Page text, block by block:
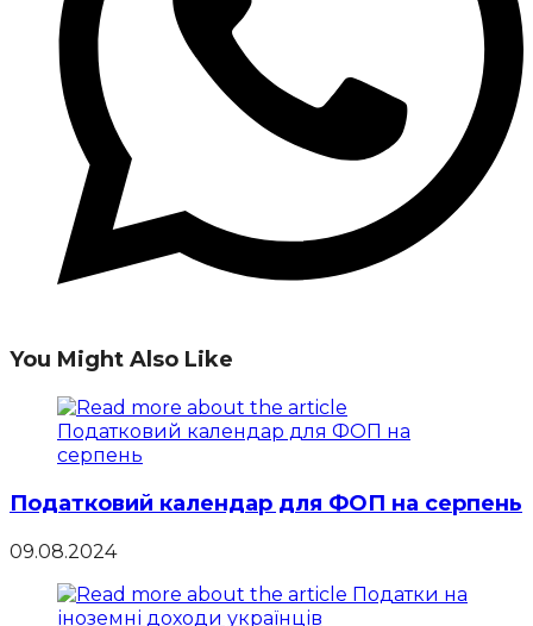
You Might Also Like
Податковий календар для ФОП на серпень
09.08.2024